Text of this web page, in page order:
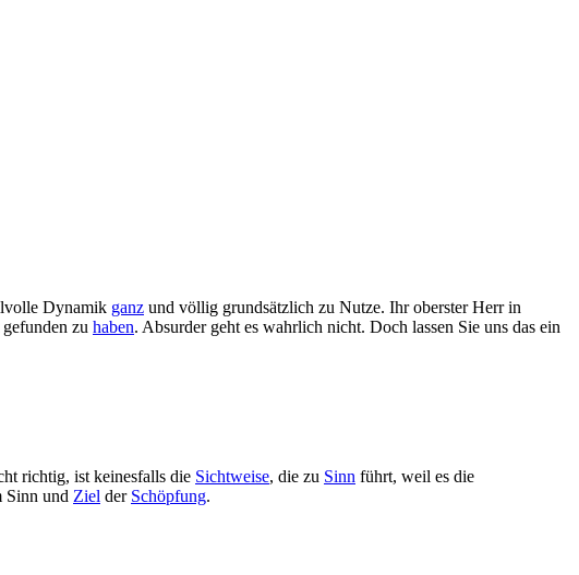
Dynamik ganz und völlig grundsätzlich zu Nutze. Ihr oberster Herr in
zu haben. Absurder geht es wahrlich nicht. Doch lassen Sie uns das ein
richtig, ist keinesfalls die Sichtweise, die zu Sinn führt, weil es die
Sinn und Ziel der Schöpfung.